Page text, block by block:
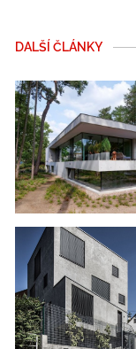
DALŠÍ ČLÁNKY